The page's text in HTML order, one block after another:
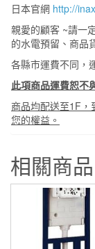
日本官網 http://
親愛的顧客 ~請一
的水電預留、商
各縣市運費不同，
此項商品運費恕不
商品均配送至1F，
您的權益。
相關商品